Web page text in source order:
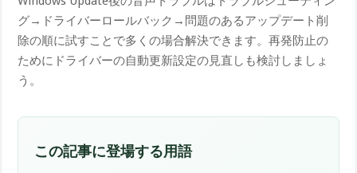
グ→ドライバーロールバック→問題のあるアップデート削
除の順に試すことで多くの場合解決できます。再発防止の
ためにドライバーの自動更新設定の見直しも検討しましょ
う。
この記事に登場する用語